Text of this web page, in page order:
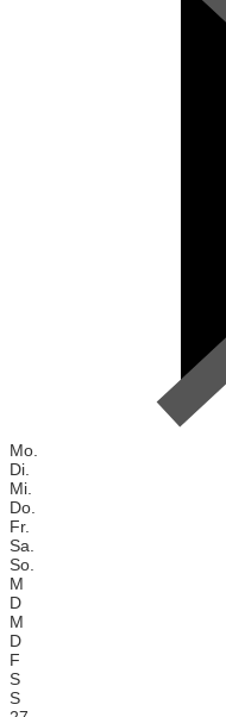
Mo.
Di.
Mi.
Do.
Fr.
Sa.
So.
M
D
M
D
F
S
S